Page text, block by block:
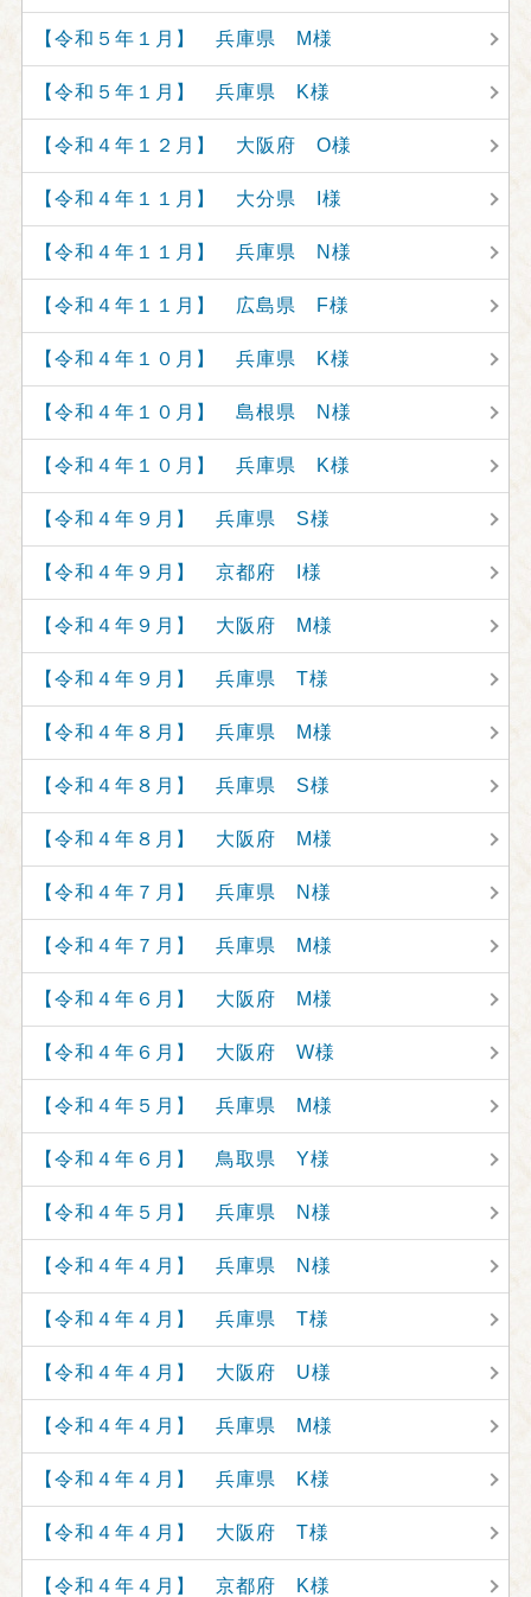
【令和５年１月】 兵庫県 M様
【令和５年１月】 兵庫県 K様
【令和４年１２月】 大阪府 O様
【令和４年１１月】 大分県 I様
【令和４年１１月】 兵庫県 N様
【令和４年１１月】 広島県 F様
【令和４年１０月】 兵庫県 K様
【令和４年１０月】 島根県 N様
【令和４年１０月】 兵庫県 K様
【令和４年９月】 兵庫県 S様
【令和４年９月】 京都府 I様
【令和４年９月】 大阪府 M様
【令和４年９月】 兵庫県 T様
【令和４年８月】 兵庫県 M様
【令和４年８月】 兵庫県 S様
【令和４年８月】 大阪府 M様
【令和４年７月】 兵庫県 N様
【令和４年７月】 兵庫県 M様
【令和４年６月】 大阪府 M様
【令和４年６月】 大阪府 W様
【令和４年５月】 兵庫県 M様
【令和４年６月】 鳥取県 Y様
【令和４年５月】 兵庫県 N様
【令和４年４月】 兵庫県 N様
【令和４年４月】 兵庫県 T様
【令和４年４月】 大阪府 U様
【令和４年４月】 兵庫県 M様
【令和４年４月】 兵庫県 K様
【令和４年４月】 大阪府 T様
【令和４年４月】 京都府 K様